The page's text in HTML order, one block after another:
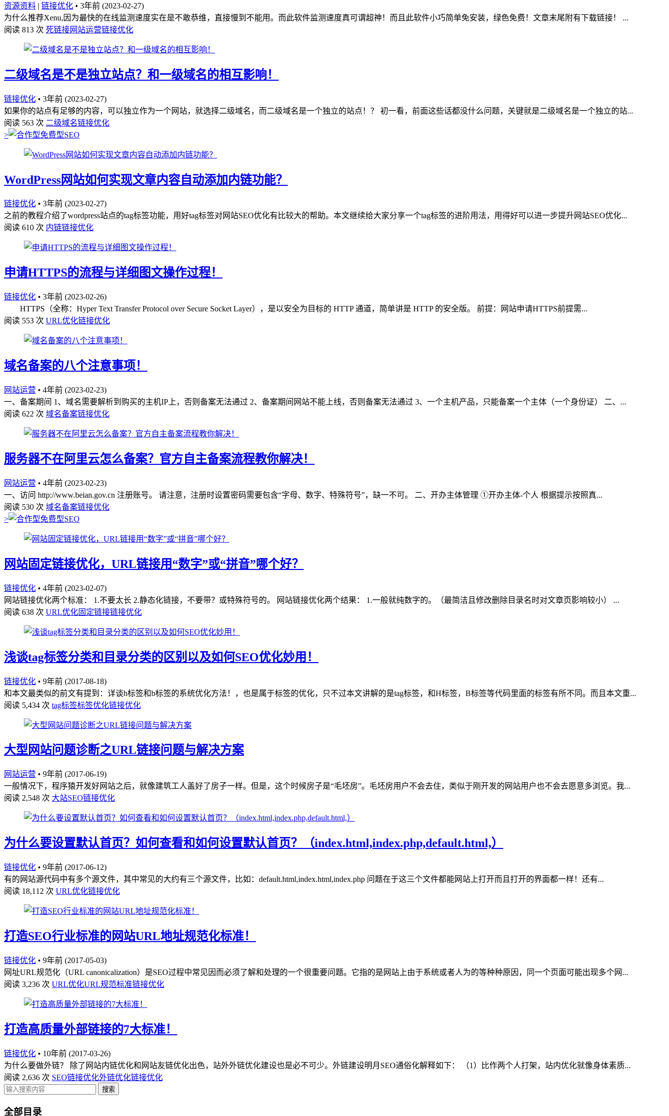
资源资料 | 链接优化 • 3年前 (2023-02-27)
为什么推荐Xenu,因为最快的在线监测速度实在是不敢恭维，直接慢到不能用。而此软件监测速度真可谓超神！而且此软件小巧简单免安装，绿色免费！文章末尾附有下载链接！ ...
阅读 813 次 死链接网站运营链接优化
二级域名是不是独立站点？和一级域名的相互影响！
链接优化 • 3年前 (2023-02-27)
如果你的站点有足够的内容，可以独立作为一个网站，就选择二级域名，而二级域名是一个独立的站点！？ 初一看，前面这些话都没什么问题，关键就是二级域名是一个独立的站...
阅读 563 次 二级域名链接优化
>
WordPress网站如何实现文章内容自动添加内链功能？
链接优化 • 3年前 (2023-02-27)
之前的教程介绍了wordpress站点的tag标签功能，用好tag标签对网站SEO优化有比较大的帮助。本文继续给大家分享一个tag标签的进阶用法，用得好可以进一步提升网站SEO优化...
阅读 610 次 内链链接优化
申请HTTPS的流程与详细图文操作过程！
链接优化 • 3年前 (2023-02-26)
HTTPS（全称：Hyper Text Transfer Protocol over Secure Socket Layer），是以安全为目标的 HTTP 通道，简单讲是 HTTP 的安全版。 前提：网站申请HTTPS前提需...
阅读 553 次 URL优化链接优化
域名备案的八个注意事项！
网站运营 • 4年前 (2023-02-23)
一、备案期间 1、域名需要解析到购买的主机IP上，否则备案无法通过 2、备案期间网站不能上线，否则备案无法通过 3、一个主机产品，只能备案一个主体（一个身份证） 二、...
阅读 622 次 域名备案链接优化
服务器不在阿里云怎么备案？官方自主备案流程教你解决！
网站运营 • 4年前 (2023-02-23)
一、访问 http://www.beian.gov.cn 注册账号。 请注意，注册时设置密码需要包含“字母、数字、特殊符号”，缺一不可。 二、开办主体管理 ①开办主体-个人 根据提示按照真...
阅读 530 次 域名备案链接优化
>
网站固定链接优化，URL链接用“数字”或“拼音”哪个好？
链接优化 • 4年前 (2023-02-07)
网站链接优化两个标准： 1.不要太长 2.静态化链接，不要带？或特殊符号的。 网站链接优化两个结果： 1.一般就纯数字的。（最简洁且修改删除目录名时对文章页影响较小） ...
阅读 638 次 URL优化固定链接链接优化
浅谈tag标签分类和目录分类的区别以及如何SEO优化妙用！
链接优化 • 9年前 (2017-08-18)
和本文最类似的前文有提到：详谈h标签和b标签的系统优化方法！，也是属于标签的优化，只不过本文讲解的是tag标签，和H标签，B标签等代码里面的标签有所不同。而且本文重...
阅读 5,434 次 tag标签标签优化链接优化
大型网站问题诊断之URL链接问题与解决方案
网站运营 • 9年前 (2017-06-19)
一般情况下，程序猿开发好网站之后，就像建筑工人盖好了房子一样。但是，这个时候房子是“毛坯房”。毛坯房用户不会去住，类似于刚开发的网站用户也不会去愿意多浏览。我...
阅读 2,548 次 大站SEO链接优化
为什么要设置默认首页？如何查看和如何设置默认首页？（index.html,index.php,default.html,）
链接优化 • 9年前 (2017-06-12)
有的网站源代码中有多个源文件，其中常见的大约有三个源文件，比如：default.html,index.html,index.php 问题在于这三个文件都能网站上打开而且打开的界面都一样！还有...
阅读 18,112 次 URL优化链接优化
打造SEO行业标准的网站URL地址规范化标准！
链接优化 • 9年前 (2017-05-03)
网址URL规范化（URL canonicalization）是SEO过程中常见因而必须了解和处理的一个很重要问题。它指的是网站上由于系统或者人为的等种种原因，同一个页面可能出现多个网...
阅读 3,236 次 URL优化URL规范标准链接优化
打造高质量外部链接的7大标准！
链接优化 • 10年前 (2017-03-26)
为什么要做外链？ 除了网站内链优化和网站友链优化出色，站外外链优化建设也是必不可少。外链建设明月SEO通俗化解释如下： （1）比作两个人打架，站内优化就像身体素质...
阅读 2,636 次 SEO链接优化外链优化链接优化
搜索
全部目录